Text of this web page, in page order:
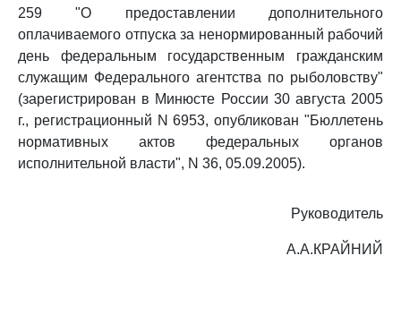
259 "О предоставлении дополнительного
оплачиваемого отпуска за ненормированный рабочий
день федеральным государственным гражданским
служащим Федерального агентства по рыболовству"
(зарегистрирован в Минюсте России 30 августа 2005
г., регистрационный N 6953, опубликован "Бюллетень
нормативных актов федеральных органов
исполнительной власти", N 36, 05.09.2005).
Руководитель
А.А.КРАЙНИЙ